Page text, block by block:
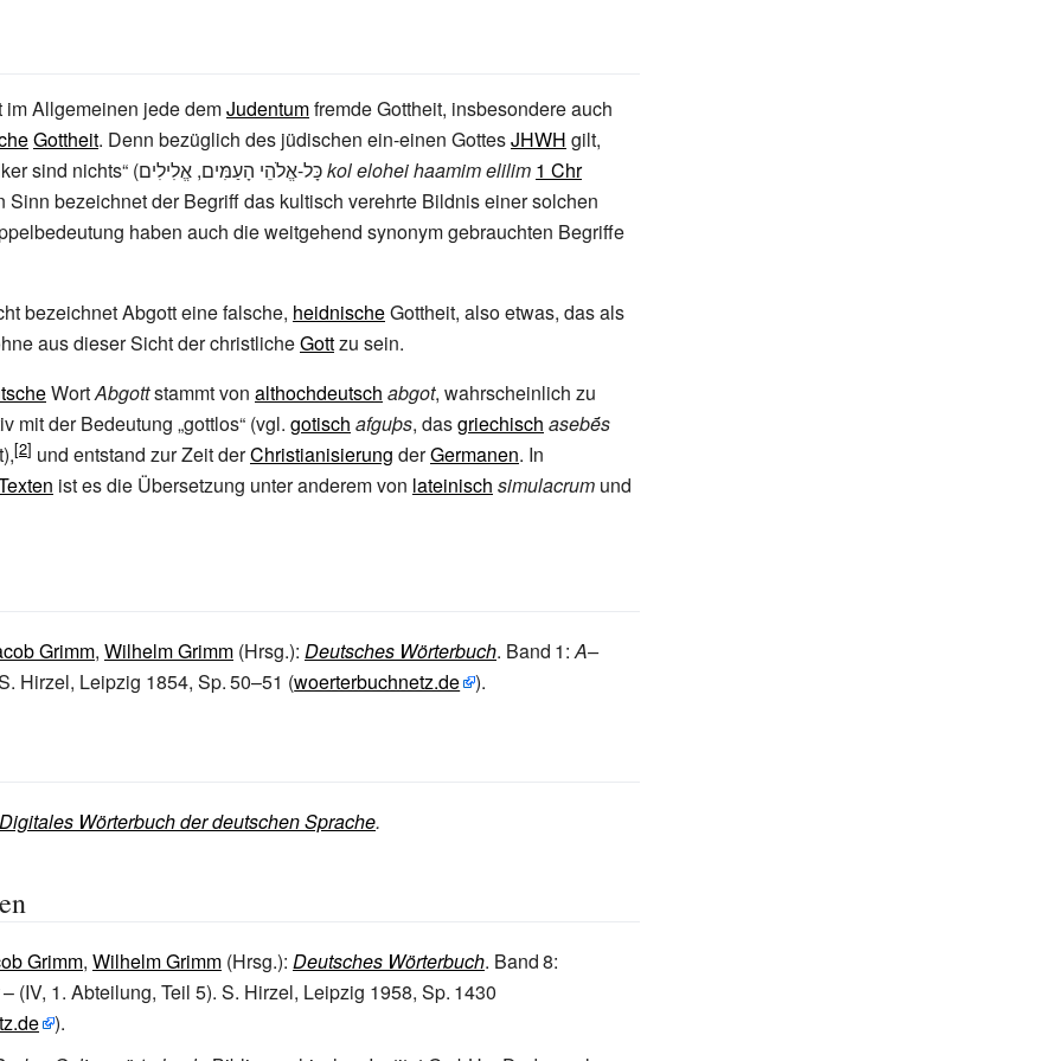
im Allgemeinen jede demJudentumfremde Gottheit, insbesondere auch
Gottheit. Denn bezüglich des jüdischen ein-einen GottesJHWH gilt,
kol elohei haamim elilim 1 Chr
Sinn bezeichnet der Begriff das kultisch verehrte Bildnis einer solchen
haben auch die weitgehend synonym gebrauchten Begriffe
bezeichnet Abgott eine falsche, heidnischeGottheit, also etwas, das als
aus dieser Sicht der christlicheGottzu sein.
WortAbgottstammt von althochdeutsch abgot, wahrscheinlich zu
mit der Bedeutung „gottlos“ (vgl. gotisch afguþs, dasgriechisch asebḗs
und entstand zur Zeit derChristianisierung derGermanen. In
ist es die Übersetzung unter anderem von lateinisch simulacrum und
Grimm, Wilhelm Grimm (Hrsg.): Deutsches Wörterbuch. Band 1:A–
Hirzel, Leipzig 1854, Sp.50–51 (woerterbuchnetz.de ).
Digitales Wörterbuch der deutschen Sprache.
Grimm, Wilhelm Grimm (Hrsg.): Deutsches Wörterbuch. Band8:
– (IV, 1. Abteilung, Teil 5). S. Hirzel, Leipzig 1958, Sp. 1430
).